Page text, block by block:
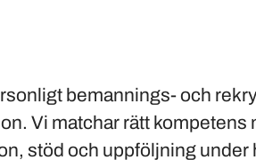
bemannings- och
Vi matchar rätt kompetens
stöd och uppföljning under